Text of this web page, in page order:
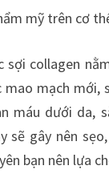
mỹ trên cơ
collagen
mạch mới,
máu dưới da,
sẽ gây nên
bạn nên lựa